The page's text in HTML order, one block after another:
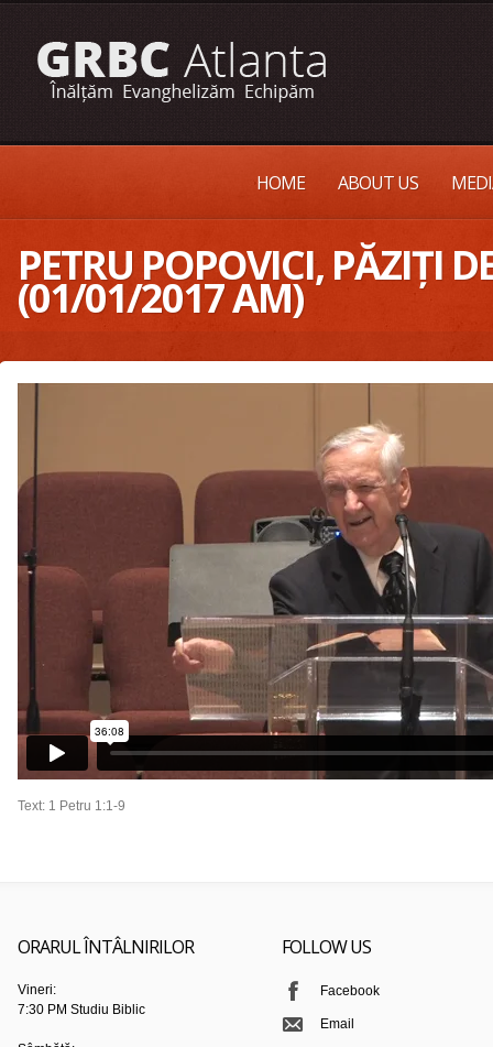
HOME ABOUT US
PETRU POPOVICI, PĂZIȚI
(01/01/2017 AM)
Text: 1 Petru 1:1-9
ORARUL ÎNTÂLNIRILOR
Vineri:
7:30 PM Studiu Biblic
FOLLOW US
Facebook
Email